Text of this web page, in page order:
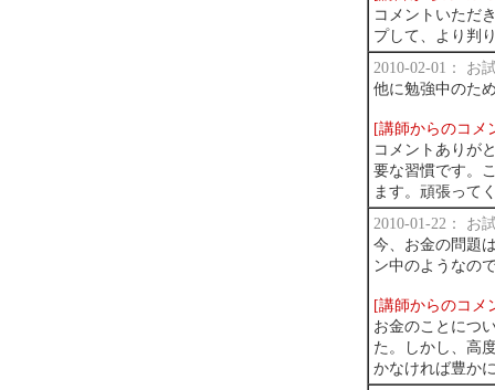
コメントいただ
プして、より判
2010-02-01： お
他に勉強中のた
[講師からのコメ
コメントありが
要な習慣です。
ます。頑張って
2010-01-22： お
今、お金の問題
ン中のようなの
[講師からのコメ
お金のことにつ
た。しかし、高
かなければ豊か